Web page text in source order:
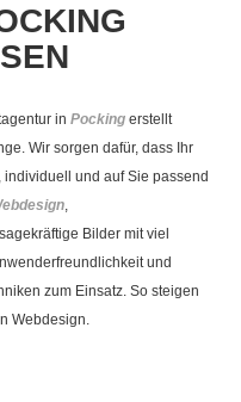
in Pocking erstellt
Wir sorgen dafür, dass Ihr
und auf Sie passend
,
Bilder mit viel
und
zum Einsatz. So steigen
Webdesign.